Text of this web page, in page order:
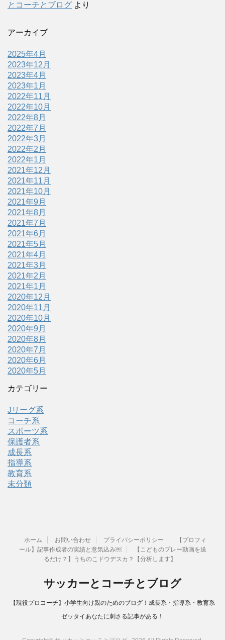
とコーチとブログ より
アーカイブ
2025年4月
2023年12月
2023年4月
2023年1月
2022年11月
2022年10月
2022年8月
2022年7月
2022年3月
2022年2月
2022年1月
2021年12月
2021年11月
2021年10月
2021年9月
2021年8月
2021年7月
2021年6月
2021年5月
2021年4月
2021年3月
2021年2月
2021年1月
2020年12月
2020年11月
2020年10月
2020年9月
2020年8月
2020年7月
2020年6月
2020年5月
カテゴリー
Jリーグ系
コーチ系
スポーツ系
保護者系
成長系
指導系
教育系
未分類
ホーム お問い合わせ プライバシーポリシー
【プロフィ
ール】記事作成者の実績と意気込み￼
【こどものプレー動画を送
るだけ？】うちのこドウデスカ？【分析します】
サッカーとコーチとブログ
【現役プロコーチ】小学生向け親のためのブログ！成長系・指導系・教育系
ゼッタイあなたに刺さる記事がある！